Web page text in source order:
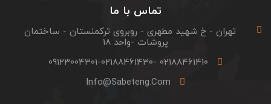
تماس با ما
تهران - خ شهید مطهری - روبروی ترکمنستان - ساختمان
پروشات -واحد 18
02188461410 -09123004301-02188461430
Info@sabeteng.com